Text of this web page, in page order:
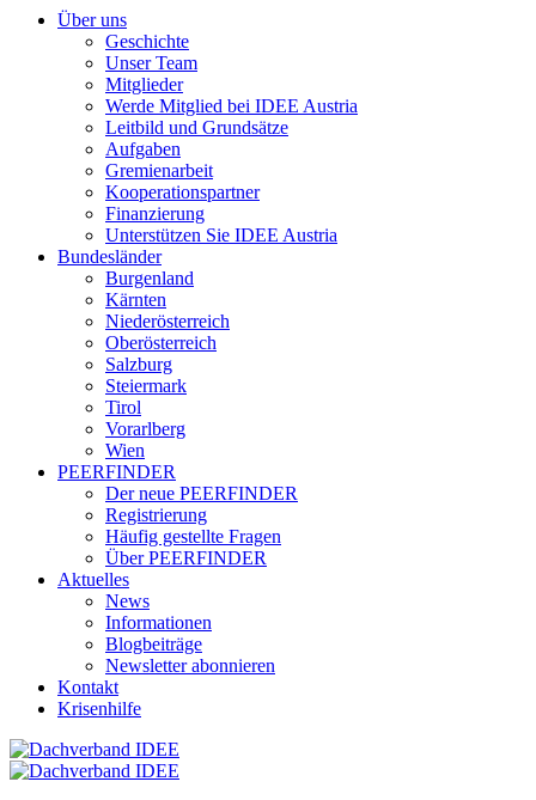
Über uns
Geschichte
Unser Team
Mitglieder
Werde Mitglied bei IDEE Austria
Leitbild und Grundsätze
Aufgaben
Gremienarbeit
Kooperationspartner
Finanzierung
Unterstützen Sie IDEE Austria
Bundesländer
Burgenland
Kärnten
Niederösterreich
Oberösterreich
Salzburg
Steiermark
Tirol
Vorarlberg
Wien
PEERFINDER
Der neue PEERFINDER
Registrierung
Häufig gestellte Fragen
Über PEERFINDER
Aktuelles
News
Informationen
Blogbeiträge
Newsletter abonnieren
Kontakt
Krisenhilfe